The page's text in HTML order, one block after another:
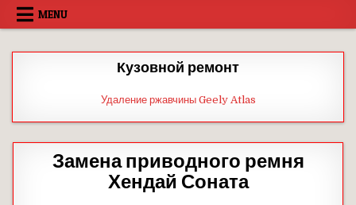
Skip
MENU
Кузовной ремонт
Удаление ржавчины Geely Atlas
Замена приводного ремня
Хендай Соната